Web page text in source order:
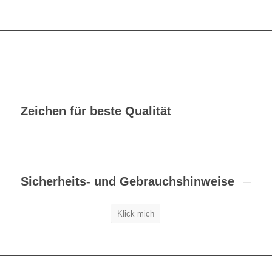
Zeichen für beste Qualität
Sicherheits- und Gebrauchshinweise
Klick mich